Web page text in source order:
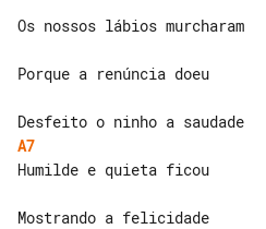
Porque a renúncia doeu
A7